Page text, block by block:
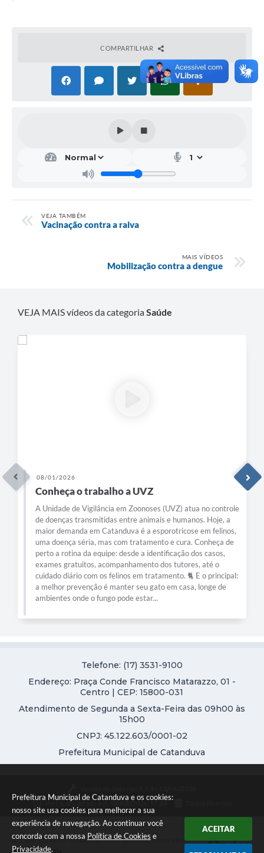
Prefeitura Municipal de Catanduva e os cookies:
nosso site usa cookies para melhorar a sua
experiência de navegação. Ao continuar você
concorda com a nossa Política de Cookies e
Privacidade.
ACEITAR
COMPARTILHAR
VEJA TAMBÉM
Vacinação contra a raiva
MAIS VÍDEOS
Mobilização contra a dengue
VEJA MAIS vídeos da categoriaSaúde
08/01/2026
Conheça o trabalho a UVZ
A Unidade de Vigilância em Zoonoses (UVZ) atua no controle
de doenças transmitidas entre animais e humanos. Hoje, a
maior demanda em Catanduva é a esporotricose em felinos,
uma doença séria, mas com tratamento e cura. Conheça de
perto a rotina da equipe: desde a identificação dos casos,
exames gratuitos, acompanhamento dos tutores, até o
cuidado diário com os felinos em tratamento. 🐈 E o principal:
a melhor prevenção é manter seu gato em casa, longe de
ambientes onde o fungo pode estar...
Telefone: (17) 3531-9100
Endereço: Praça Conde Francisco Matarazzo, 01 -
Centro | CEP: 15800-031
Atendimento de Segunda a Sexta-Feira das 09h00 às
15h00
CNPJ: 45.122.603/0001-02
Prefeitura Municipal de Catanduva
Portal atualizado em:
Copyright Instar - 2006-2026. Todos os direitos reservados -
Instar Tecnologia